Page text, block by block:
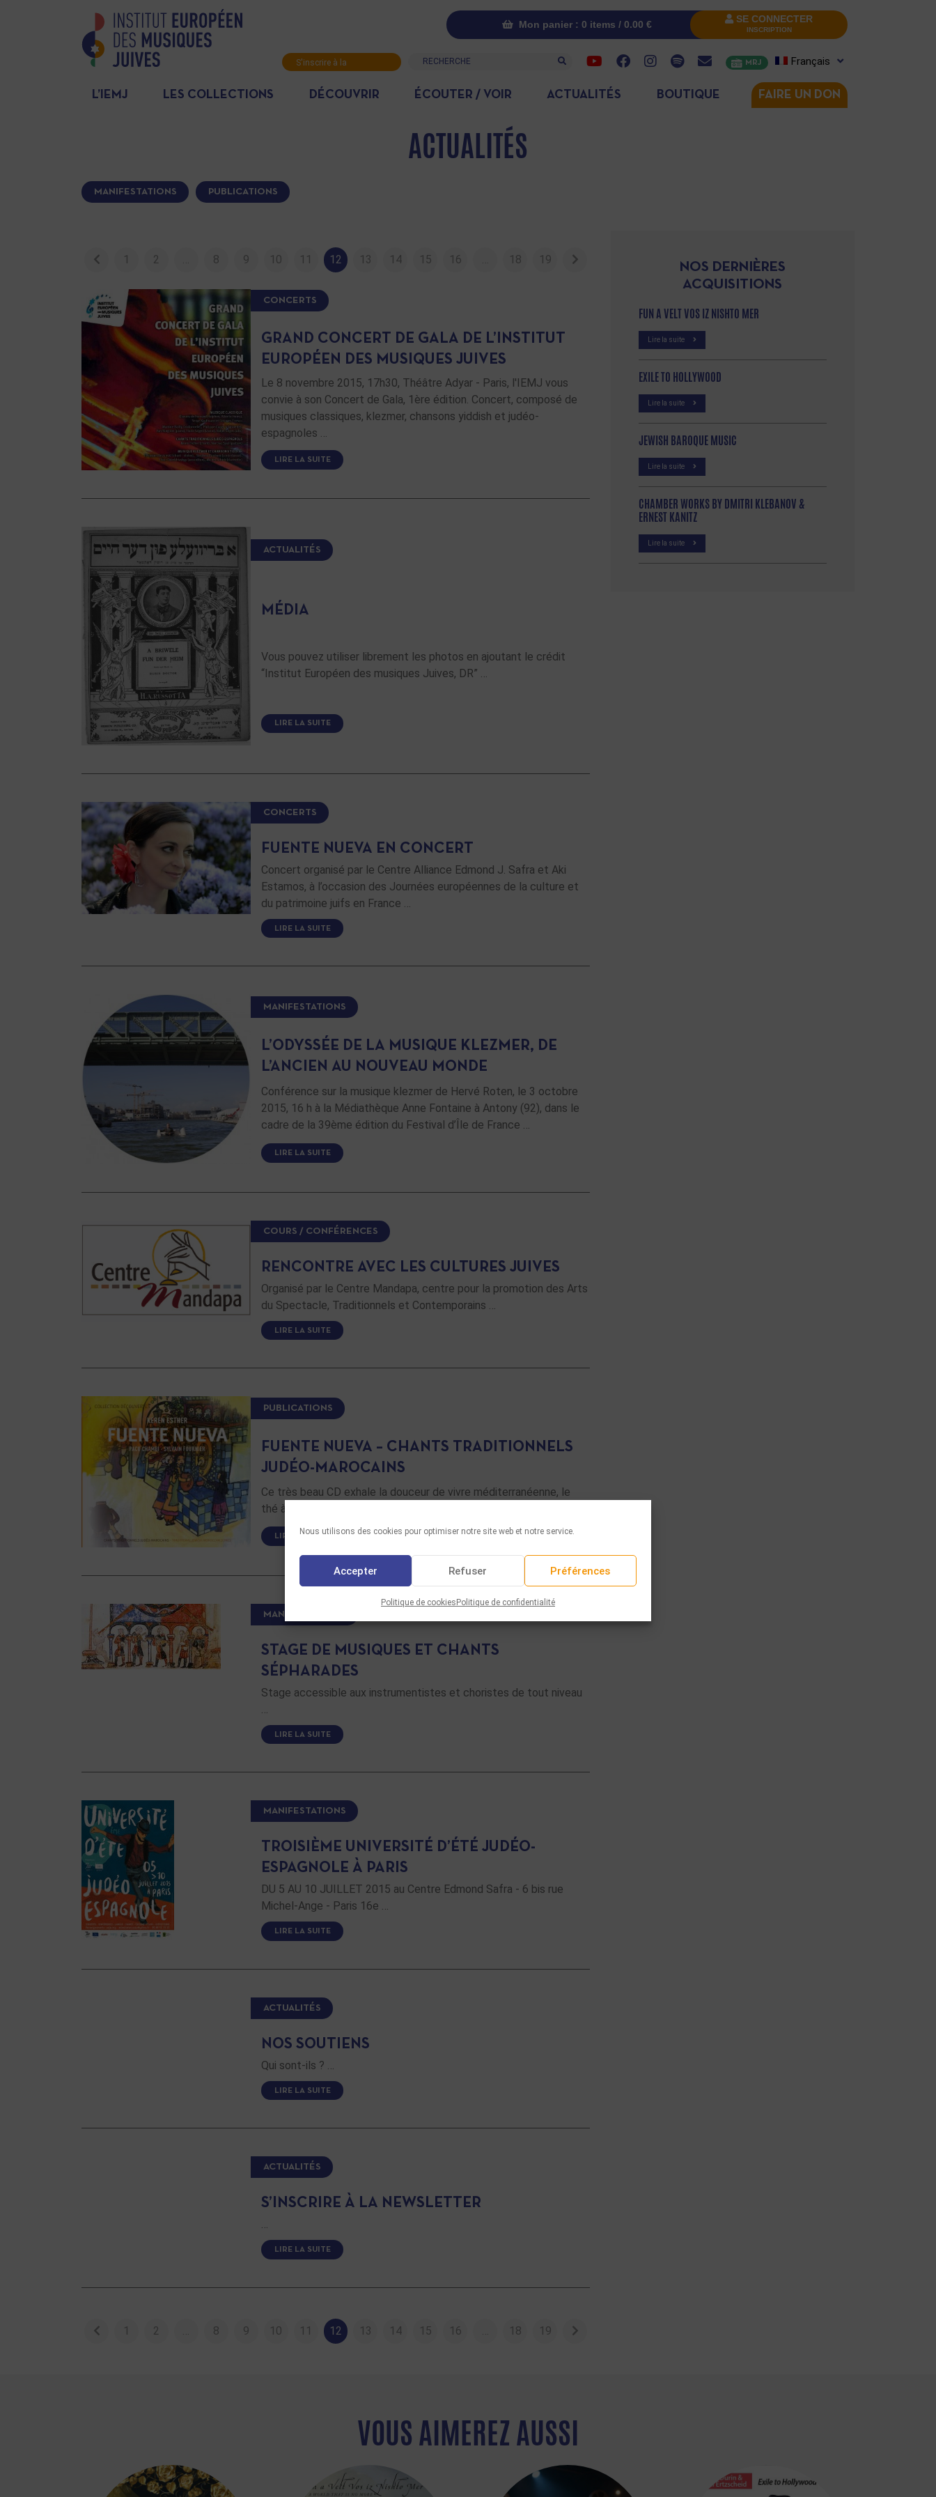
Nous utilisons des cookies pour optimiser notre site web et notre service.
Accepter Refuser Préférences
Politique de cookies Politique de confidentialité
Mon panier : 0 items / 0.00 € SE CONNECTER
INSCRIPTION
S'inscrire à la
Recherche MRJ Français
L’IEMJ LES COLLECTIONS DÉCOUVRIR ÉCOUTER / VOIR ACTUALITÉS BOUTIQUE FAIRE UN DON
ACTUALITÉS
MANIFESTATIONS PUBLICATIONS
1 2 … 8 9 10 11 12 13 14 15 16 … 18 19
CONCERTS
GRAND CONCERT DE GALA DE L’INSTITUT
EUROPÉEN DES MUSIQUES JUIVES
Le 8 novembre 2015, 17h30, Théâtre Adyar - Paris, l'IEMJ vous
convie à son Concert de Gala, 1ère édition. Concert, composé de
musiques classiques, klezmer, chansons yiddish et judéo-
espagnoles …
LIRE LA SUITE
ACTUALITÉS
MÉDIA
Vous pouvez utiliser librement les photos en ajoutant le crédit
“Institut Européen des musiques Juives, DR” …
LIRE LA SUITE
CONCERTS
FUENTE NUEVA EN CONCERT
Concert organisé par le Centre Alliance Edmond J. Safra et Aki
Estamos, à l’occasion des Journées européennes de la culture et
du patrimoine juifs en France …
LIRE LA SUITE
MANIFESTATIONS
L’ODYSSÉE DE LA MUSIQUE KLEZMER, DE
L’ANCIEN AU NOUVEAU MONDE
Conférence sur la musique klezmer de Hervé Roten, le 3 octobre
2015, 16 h à la Médiathèque Anne Fontaine à Antony (92), dans le
cadre de la 39ème édition du Festival d’Île de France …
LIRE LA SUITE
COURS / CONFÉRENCES
RENCONTRE AVEC LES CULTURES JUIVES
Organisé par le Centre Mandapa, centre pour la promotion des Arts
du Spectacle, Traditionnels et Contemporains …
LIRE LA SUITE
PUBLICATIONS
FUENTE NUEVA – CHANTS TRADITIONNELS
JUDÉO-MAROCAINS
Ce très beau CD exhale la douceur de vivre méditerranéenne, le
thé à la menthe et l’ombre des jardins mauresques …
LIRE LA SUITE
MANIFESTATIONS
STAGE DE MUSIQUES ET CHANTS
SÉPHARADES
Stage accessible aux instrumentistes et choristes de tout niveau
…
LIRE LA SUITE
MANIFESTATIONS
TROISIÈME UNIVERSITÉ D’ÉTÉ JUDÉO-
ESPAGNOLE À PARIS
DU 5 AU 10 JUILLET 2015 au Centre Edmond Safra - 6 bis rue
Michel-Ange - Paris 16e …
LIRE LA SUITE
ACTUALITÉS
NOS SOUTIENS
Qui sont-ils ? …
LIRE LA SUITE
ACTUALITÉS
S’INSCRIRE À LA NEWSLETTER
…
LIRE LA SUITE
1 2 … 8 9 10 11 12 13 14 15 16 … 18 19
NOS DERNIÈRES
ACQUISITIONS
FUN A VELT VOS IZ NISHTO MER
Lire la suite
EXILE TO HOLLYWOOD
Lire la suite
JEWISH BAROQUE MUSIC
Lire la suite
CHAMBER WORKS BY DMITRI KLEBANOV &
ERNEST KANITZ
Lire la suite
VOUS AIMEREZ AUSSI